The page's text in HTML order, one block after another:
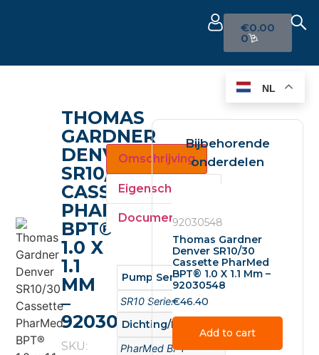
€0.00
0
THOMAS
GARDNER
DENVER
SR10/30
CASSETTE
PHARMED
BPT®
1.0 X
1.1
MM
–
92030604
SKU:
Omschrijving
Eigenschappen
Documenten
Pump Series
SR10 Series
Dichting/Materiaal
PharMed BPT
Bijbehorende
onderdelen
92030548
Thomas Gardner
Denver SR10/30
Cassette PharMed
BPT® 1.0 X 1.1 Mm –
92030548
€46.40
Add to cart
NL